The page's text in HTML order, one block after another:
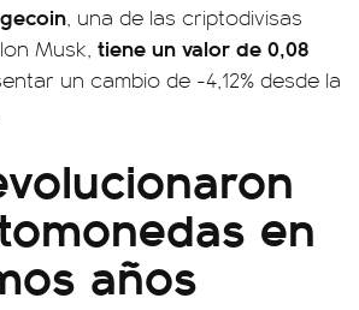
, una de las criptodivisas
Musk, tiene un valor de 0,08
un cambio de -4,12% desde la
en
años